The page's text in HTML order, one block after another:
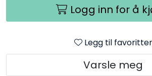
Logg inn for å
Legg til favoritter
Varsle meg